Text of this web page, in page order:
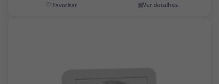
Ver detalhes